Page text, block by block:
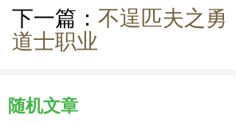
下一篇： 不逞匹夫之
道士职业
随机文章